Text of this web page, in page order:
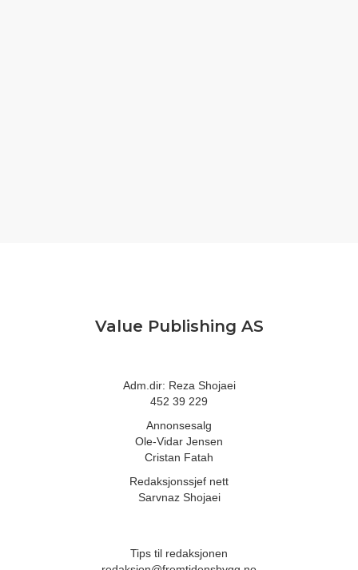
Value Publishing AS
Adm.dir: Reza Shojaei
452 39 229
Annonsesalg
Ole-Vidar Jensen
Cristan Fatah
Redaksjonssjef nett
Sarvnaz Shojaei
Tips til redaksjonen